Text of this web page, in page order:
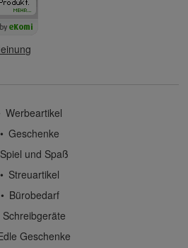
Werbeartikel
Geschenke
Spiel und Spaß
Streuartikel
Bürobedarf
Schreibgeräte
Geschenke